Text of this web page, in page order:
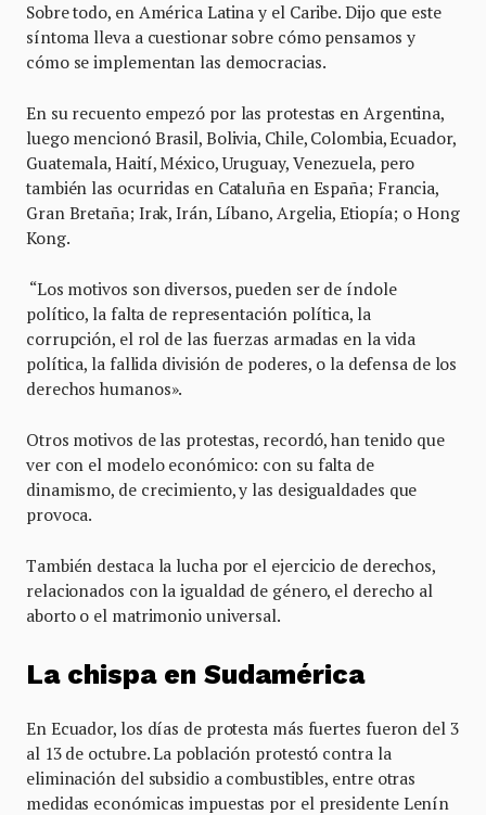
Sobre todo, en América Latina y el Caribe. Dijo que este
síntoma lleva a cuestionar sobre cómo pensamos y
cómo se implementan las democracias.
En su recuento empezó por las protestas en Argentina,
luego mencionó Brasil, Bolivia, Chile, Colombia, Ecuador,
Guatemala, Haití, México, Uruguay, Venezuela, pero
también las ocurridas en Cataluña en España; Francia,
Gran Bretaña; Irak, Irán, Líbano, Argelia, Etiopía; o Hong
Kong.
“Los motivos son diversos, pueden ser de índole
político, la falta de representación política, la
corrupción, el rol de las fuerzas armadas en la vida
política, la fallida división de poderes, o la defensa de los
derechos humanos».
Otros motivos de las protestas, recordó, han tenido que
ver con el modelo económico: con su falta de
dinamismo, de crecimiento, y las desigualdades que
provoca.
También destaca la lucha por el ejercicio de derechos,
relacionados con la igualdad de género, el derecho al
aborto o el matrimonio universal.
La chispa en Sudamérica
En Ecuador, los días de protesta más fuertes fueron del 3
al 13 de octubre. La población protestó contra la
eliminación del subsidio a combustibles, entre otras
medidas económicas impuestas por el presidente Lenín